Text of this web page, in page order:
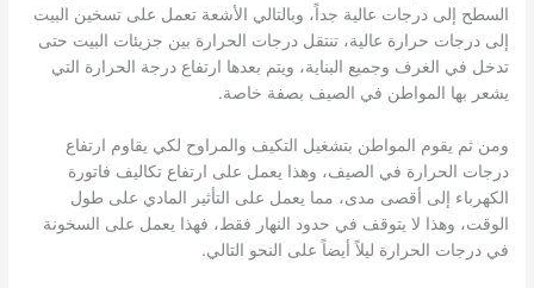
السطح إلى درجات عالية جداً، وبالتالي الأشعة تعمل على تسخين البيت
إلى درجات حرارة عالية، تنتقل درجات الحرارة بين جزيئات البيت حتى
تدخل في الغرف وجميع البناية، ويتم بعدها ارتفاع درجة الحرارة التي
يشعر بها المواطن في الصيف بصفة خاصة.
ومن ثم يقوم المواطن بتشغيل التكيف والمراوح لكي يقاوم ارتفاع
درجات الحرارة في الصيف، وهذا يعمل على ارتفاع تكاليف فاتورة
الكهرباء إلى أقصى مدى، مما يعمل على التأثير المادي على طول
الوقت، وهذا لا يتوقف في حدود النهار فقط، فهذا يعمل على السخونة
في درجات الحرارة ليلاً أيضاً على النحو التالي.